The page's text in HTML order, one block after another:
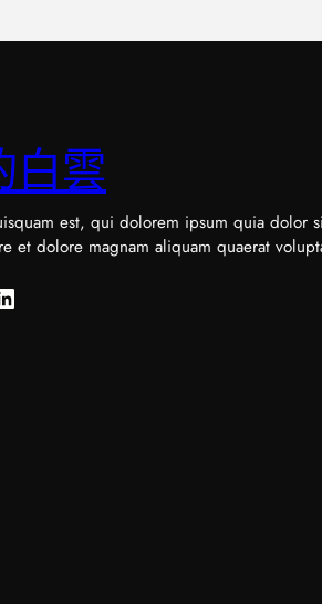
白雲
est, qui dolorem ipsum quia dolor
et dolore magnam aliquam quaerat